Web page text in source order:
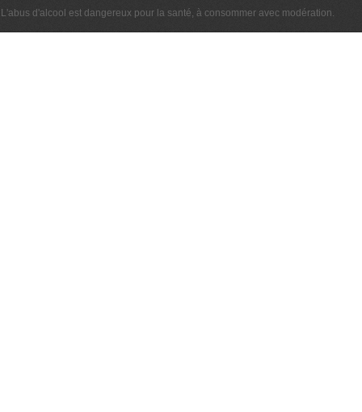
L'abus d'alcool est dangereux pour la santé, à consommer avec modération.